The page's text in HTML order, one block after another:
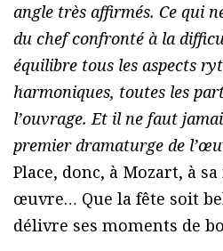
angle très affirmés. Ce qui
du chef confronté à la
équilibre tous les aspects
harmoniques, toutes les
l’ouvrage. Et il ne faut
premier dramaturge de
Place, donc, à Mozart, à
œuvre… Que la fête soit
délivre ses moments de